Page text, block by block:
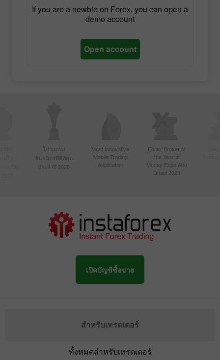
If you are a newbie on Forex, you can open a
demo account
Open account
โปรแกรม
พันธมิตรที่ดีที่สุด
ประจำปี 2020
Most Innovative
Mobile Trading
Application
Forex Broker of
the Year at
Money Expo Abu
Dhabi 2025
เปิดบัญชีซื้อขาย
สำหรับเทรดเดอร์
ทั้งหมดสำหรับเทรดเดอร์